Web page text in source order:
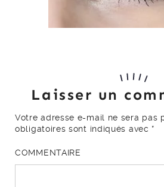
Laisser un
Votre adresse e-mail ne sera pas
obligatoires sont indiqués avec *
COMMENTAIRE